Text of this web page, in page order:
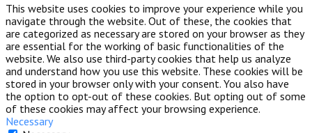
This website uses cookies to improve your experience while you
navigate through the website. Out of these, the cookies that
are categorized as necessary are stored on your browser as they
are essential for the working of basic functionalities of the
website. We also use third-party cookies that help us analyze
and understand how you use this website. These cookies will be
stored in your browser only with your consent. You also have
the option to opt-out of these cookies. But opting out of some
of these cookies may affect your browsing experience.
Necessary